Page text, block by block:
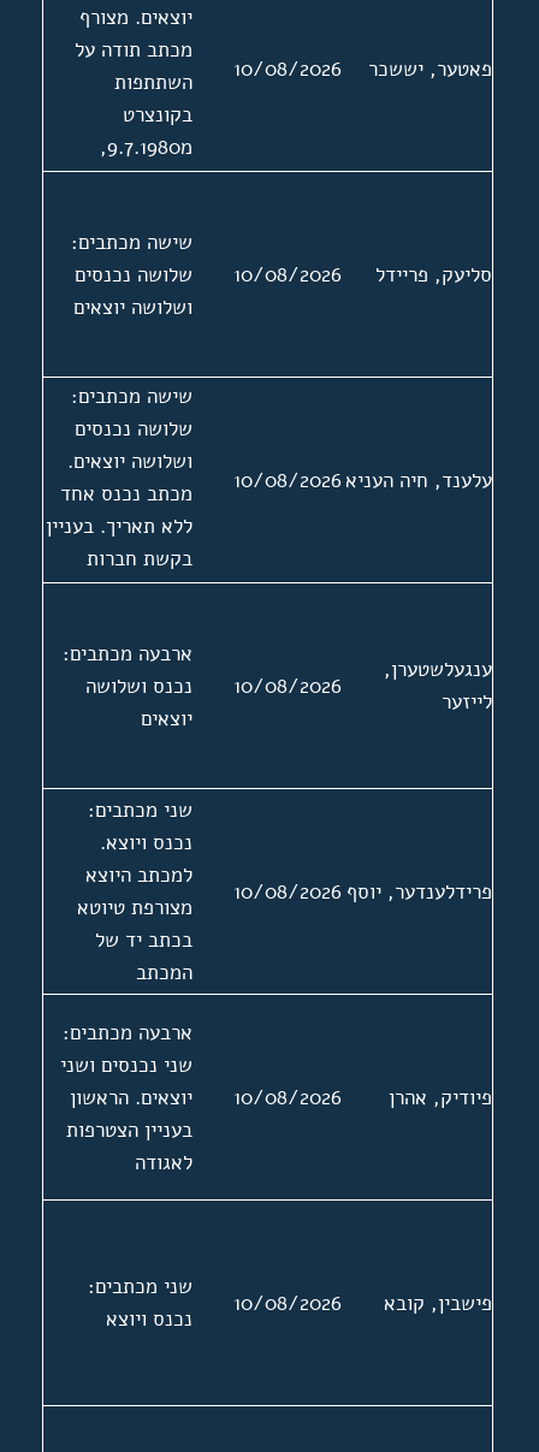
פאטער, יששכר 10/08/2026
יוצאים. מצורף
מכתב תודה על
השתתפות
בקונצרט
מ9.7.1980,
החתום בשמו של
לא ידוע בשם "די
געזעלשאפט פאר
יידישער מוזיק
יידישער
שרייבערס און
זשורנאליסטן אין
ישראל".
סליעק, פריידל 10/08/2026
שישה מכתבים:
שלושה נכנסים
ושלושה יוצאים
עלענד, חיה העניא 10/08/2026
שישה מכתבים:
שלושה נכנסים
ושלושה יוצאים.
מכתב נכנס אחד
ללא תאריך. בעניין
בקשת חברות
באגודה. מצורפות
ושתי המלצות של
י קערש 13.3.1974
ויצחק
21.3.1974.
ענגעלשטערן,
לייזער
10/08/2026
ארבעה מכתבים:
נכנס ושלושה
יוצאים
פרידלענדער, יוסף 10/08/2026
שני מכתבים:
נכנס ויוצא.
למכתב היוצא
מצורפת טיוטא
בכתב יד של
המכתב
פיודיק, אהרן 10/08/2026
ארבעה מכתבים:
שני נכנסים ושני
יוצאים. הראשון
בעניין הצטרפות
לאגודה
פישבין, קובא 10/08/2026
שני מכתבים:
נכנס ויוצא